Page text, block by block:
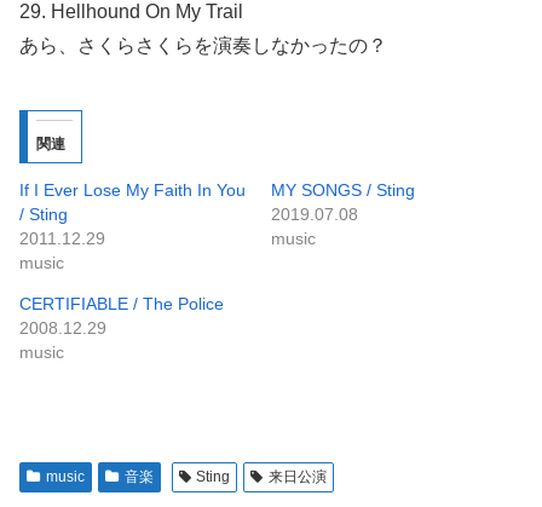
29. Hellhound On My Trail
あら、さくらさくらを演奏しなかったの？
関連
If I Ever Lose My Faith In You
/ Sting
2011.12.29
music
MY SONGS / Sting
2019.07.08
music
CERTIFIABLE / The Police
2008.12.29
music
music 音楽 Sting 来日公演